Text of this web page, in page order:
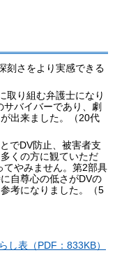
刻さをより実感できる
取り組む弁護士になり
バイバーであり、劇
出来ました。（20代
でDV防止、被害者支
くの方に観ていただ
てやみません。第2部具
自尊心の低さがDVの
考になりました。（5
し表（PDF：833KB）